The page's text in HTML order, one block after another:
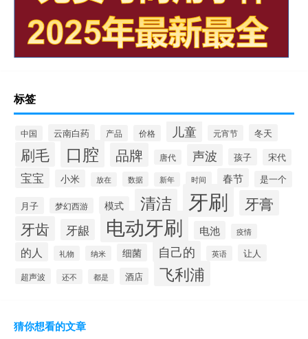
标签
中国 云南白药 产品 价格 儿童 元宵节 冬天
刷毛 口腔 品牌 唐代 声波 孩子 宋代
宝宝 小米 放在 数据 新年 时间 春节 是一个
月子 梦幻西游 模式 清洁 牙刷 牙膏
牙齿 牙龈 电动牙刷 电池 疫情
的人 礼物 纳米 细菌 自己的 英语 让人
超声波 还不 都是 酒店 飞利浦
猜你想看的文章